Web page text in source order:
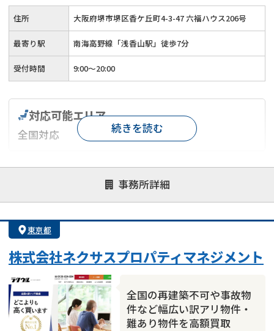
住所 大阪府堺市堺区香ケ丘町4-3-47 六福ハウス206号
最寄り駅 南海高野線「浅香山駅」徒歩7分
受付時間 9:00～20:00
事務所詳細
対応可能エリア
全国対応
対応が親身 オンライン面談可能
レスポンスが早い
1億円以上の買取可
続きを読む
東京都
株式会社ネクサスプロパティマネジメント
全国の再建築不可や事故物
件など幅広い訳アリ物件・
難あり物件を高額買取